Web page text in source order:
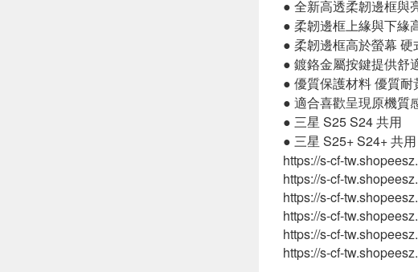
● 全新高透柔韌邊框與
● 柔韌邊框上緣與下緣
● 柔韌邊框高於螢幕
● 鍍鉻金屬按鍵提供舒
● 優質保護材料 優質耐
● 適合喜歡呈現原機質
● 三星 S25 S24 共用
● 三星 S25+ S24+ 共用
https://s-cf-
https://s-cf-
https://s-cf-
https://s-cf-
https://s-cf-
https://s-cf-